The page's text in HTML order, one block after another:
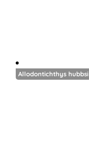
Allodontichthys hubbsi